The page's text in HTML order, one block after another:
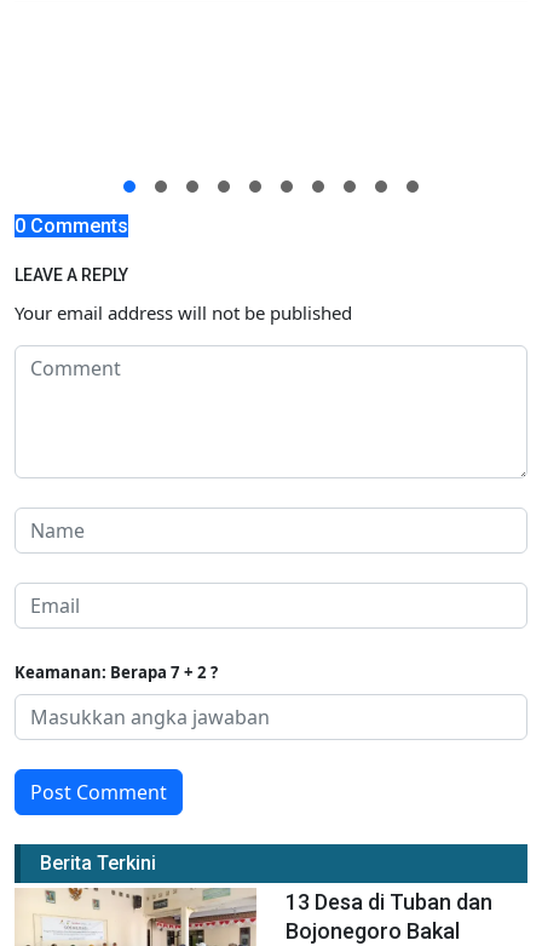
0 Comments
LEAVE A REPLY
Your email address will not be published
Keamanan: Berapa 7 + 2 ?
Post Comment
Berita Terkini
13 Desa di Tuban dan
Bojonegoro Bakal